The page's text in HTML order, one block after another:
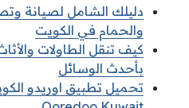
دليلك الشامل لصيانة
والحمام في الكويت
كيف تنقل الطاولات
بأحدث الوسائل